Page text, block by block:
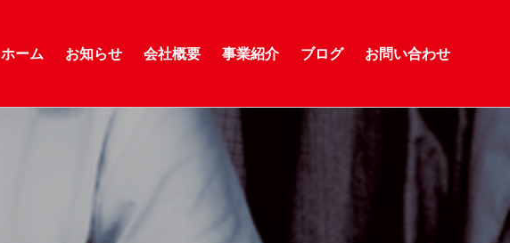
ホーム お知らせ 会社概要 事業紹介 ブログ お問い合わせ